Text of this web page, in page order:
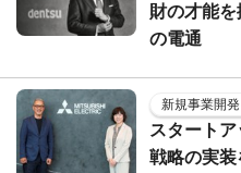
財の才能
の電通
新規事業開
スタート
戦略の実